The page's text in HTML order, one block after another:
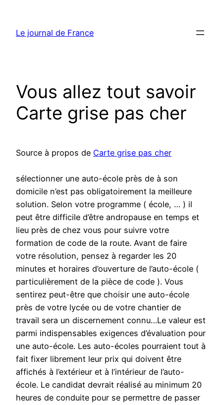
contenu
Le journal de France
Vous allez tout savoir
Carte grise pas cher
Source à propos de Carte grise pas cher
sélectionner une auto-école près de à son
domicile n’est pas obligatoirement la meilleure
solution. Selon votre programme ( école, … ) il
peut être difficile d’être andropause en temps et
lieu près de chez vous pour suivre votre
formation de code de la route. Avant de faire
votre résolution, pensez à regarder les 20
minutes et horaires d’ouverture de l’auto-école (
particulièrement de la pièce de code ). Vous
sentirez peut-être que choisir une auto-école
près de votre lycée ou de votre chantier de
travail sera un discernement connu…Le valeur est
parmi indispensables exigences d’évaluation pour
une auto-école. Les auto-écoles pourraient tout à
fait fixer librement leur prix qui doivent être
affichés à l’extérieur et à l’intérieur de l’auto-
école. Le candidat devrait réalisé au minimum 20
heures de conduite pour se permettre de passer